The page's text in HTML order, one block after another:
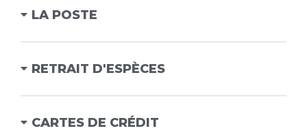
LA POSTE
RETRAIT D'ESPÈCES
CARTES DE CRÉDIT